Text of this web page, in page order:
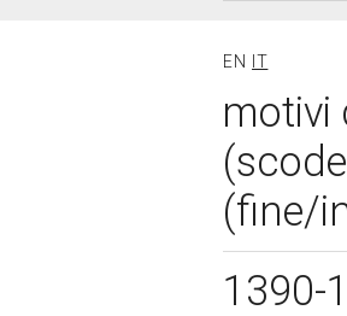
EN IT
motivi
(fine/
1390-